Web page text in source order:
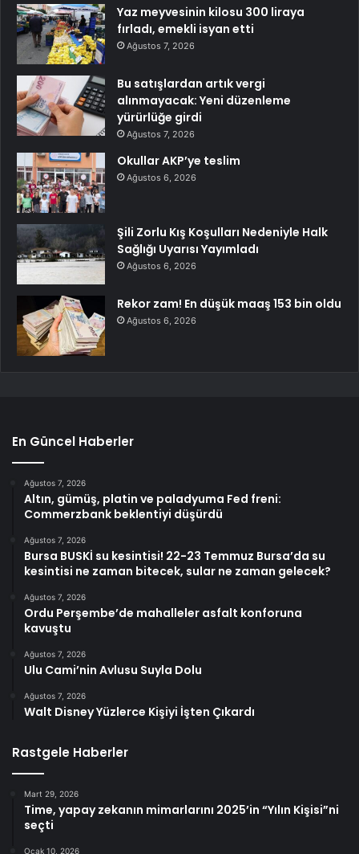
Yaz meyvesinin kilosu 300 liraya
fırladı, emekli isyan etti
Ağustos 7, 2026
Bu satışlardan artık vergi
alınmayacak: Yeni düzenleme
yürürlüğe girdi
Ağustos 7, 2026
Okullar AKP’ye teslim
Ağustos 6, 2026
Şili Zorlu Kış Koşulları Nedeniyle Halk
Sağlığı Uyarısı Yayımladı
Ağustos 6, 2026
Rekor zam! En düşük maaş 153 bin oldu
Ağustos 6, 2026
En Güncel Haberler
Ağustos 7, 2026
Altın, gümüş, platin ve paladyuma Fed freni:
Commerzbank beklentiyi düşürdü
Ağustos 7, 2026
Bursa BUSKİ su kesintisi! 22-23 Temmuz Bursa’da su
kesintisi ne zaman bitecek, sular ne zaman gelecek?
Ağustos 7, 2026
Ordu Perşembe’de mahalleler asfalt konforuna
kavuştu
Ağustos 7, 2026
Ulu Cami’nin Avlusu Suyla Dolu
Ağustos 7, 2026
Walt Disney Yüzlerce Kişiyi İşten Çıkardı
Rastgele Haberler
Mart 29, 2026
Time, yapay zekanın mimarlarını 2025’in “Yılın Kişisi”ni
seçti
Ocak 10, 2026